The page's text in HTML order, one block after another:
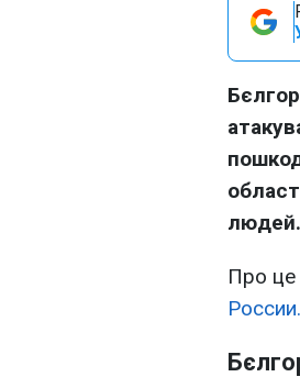
людей.
Про це
России.